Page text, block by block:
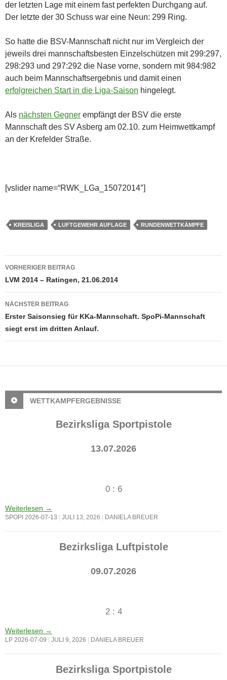
der letzten Lage mit einem fast perfekten Durchgang auf.
Der letzte der 30 Schuss war eine Neun: 299 Ring.
So hatte die BSV-Mannschaft nicht nur im Vergleich der
jeweils drei mannschaftsbesten Einzelschützen mit 299:297,
298:293 und 297:292 die Nase vorne, sondern mit 984:982
auch beim Mannschaftsergebnis und damit einen
erfolgreichen Start in die Liga-Saison hingelegt.
Als nächsten Gegner empfängt der BSV die erste
Mannschaft des SV Asberg am 02.10. zum Heimwettkampf
an der Krefelder Straße.
[vslider name=“RWK_LGa_15072014″]
KREISLIGA LUFTGEWEHR AUFLAGE RUNDENWETTKÄMPFE
Beitragsnavigation
VORHERIGER BEITRAG
LVM 2014 – Ratingen, 21.06.2014
NÄCHSTER BEITRAG
Erster Saisonsieg für KKa-Mannschaft. SpoPi-Mannschaft
siegt erst im dritten Anlauf.
WETTKAMPFERGEBNISSE
Bezirksliga Sportpistole
13.07.2026
0 : 6
Weiterlesen →
SPOPI 2026-07-13 JULI 13, 2026 DANIELA BREUER
Bezirksliga Luftpistole
09.07.2026
2 : 4
Weiterlesen →
LP 2026-07-09 JULI 9, 2026 DANIELA BREUER
Bezirksliga Sportpistole